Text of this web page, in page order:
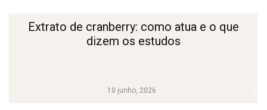
10 junho, 2026
Extrato de cranberry: como atua e o que
dizem os estudos